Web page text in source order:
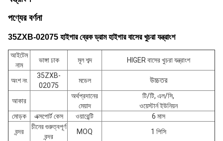
পণ্যের বর্ণনা
35ZXB-02075 হাইগার ব্রেক ড্রাম হাইগার বাসের খুচরা যন্ত্রাংশ
আইটেম
নাম
ভাঙ্গা ঢাক মূল শব্দ HIGER বাসের খুচরা যন্ত্রাংশ
অংশ নং
35ZXB-
02075
মডেল উচ্চতর
আকার
অর্থপ্রদানের
মেয়াদ
টি/টি, এল/সি,
ওয়েস্টার্ন ইউনিয়ন
মোড়ক
এক্সপোর্ট কেস ওয়ারেন্টি
6 মাস
বন্দর
চীনের গুরুত্বপূর্ণ
বন্দর
MOQ 1 পিসি